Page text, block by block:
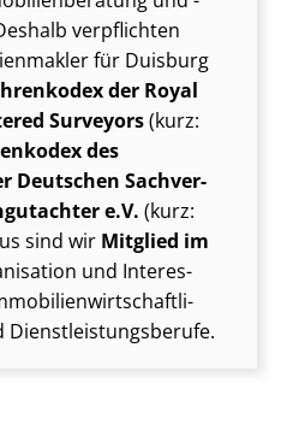
verpflichten
für Duisburg
der Royal
Surveyors(kurz:
des
Deutschen Sach­ver­
e.V. (kurz:
sind wir Mitglied im
und In­ter­es­
Dienst­leis­tungs­be­ru­fe.